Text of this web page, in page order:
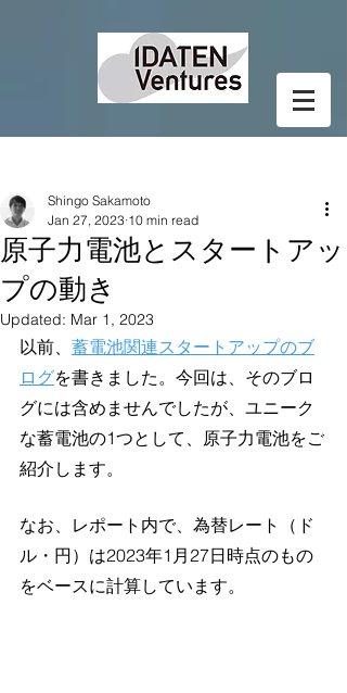
原子力電池とスタートアッ
プの動き
Shingo Sakamoto
Jan 27, 2023 10 min read
Updated: Mar 1, 2023
以前、 蓄電池関連スタートアップのブ
ログを書きました。今回は、そのブロ
グには含めませんでしたが、ユニーク
な蓄電池の1つとして、原子力電池をご
紹介します。
なお、レポート内で、為替レート（ド
ル・円）は2023年1月27日時点のもの
をベースに計算しています。